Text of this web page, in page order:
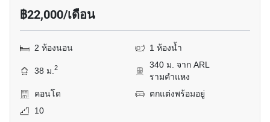
฿22,000/เดือน
2 ห้องนอน 1 ห้องน้ำ
38 ม.2
340 ม. จาก ARL
รามคำแหง
คอนโด
ตกแต่งพร้อมอยู่
10